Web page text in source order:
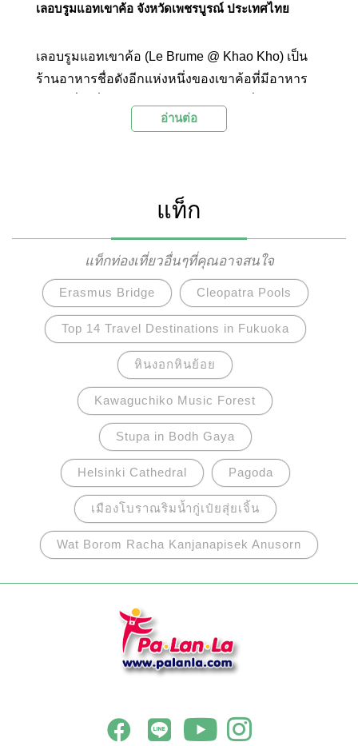
เลอบรูมแอทเขาค้อ จังหวัดเพชรบูรณ์ ประเทศไทย
เลอบรูมแอทเขาค้อ (Le Brume @ Khao Kho) เป็น
ร้านอาหารชื่อดังอีกแห่งหนึ่งของเขาค้อที่มีอาหาร
เป็นจุดชมวิวขุนเขาและทะเลหมอกที่สวยงามน่า
ที่พักสำหรับนักท่องเที่ยวที่มาเที่ยวพร้อมสัตว์เลี้ยงอีก
ด้วย
อ่านต่อ
แท็ก
แท็กท่องเที่ยวอื่นๆที่คุณอาจสนใจ
Erasmus Bridge Cleopatra Pools
Top 14 Travel Destinations in Fukuoka
หินงอกหินย้อย
Kawaguchiko Music Forest
Stupa in Bodh Gaya
Helsinki Cathedral Pagoda
เมืองโบราณริมน้ำกู่เป๋ยสุ่ยเจิ้น
Wat Borom Racha Kanjanapisek Anusorn